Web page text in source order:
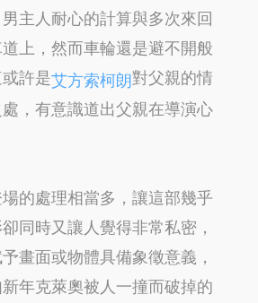
主人耐心的計算與多次來回
上，然而車輪還是避不開般
許是艾方索柯朗對父親的情
，有意識道出父親在導演心
的處理相當多，讓這部幾乎
同時又讓人覺得非常私密，
畫面或物體具備象徵意義，
年克萊奧被人一撞而破掉的